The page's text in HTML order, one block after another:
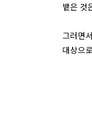
뱉은 것
그러면
대상으